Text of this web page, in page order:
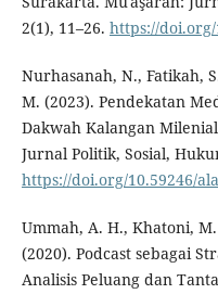
2(1), 11–26. https://doi.org/
Nurhasanah, N., Fatikah,
M. (2023). Pendekatan
Dakwah Kalangan
Jurnal Politik, Sosial,
https://doi.org/10.59246/
Ummah, A. H., Khatoni,
(2020). Podcast sebagai
Analisis Peluang dan